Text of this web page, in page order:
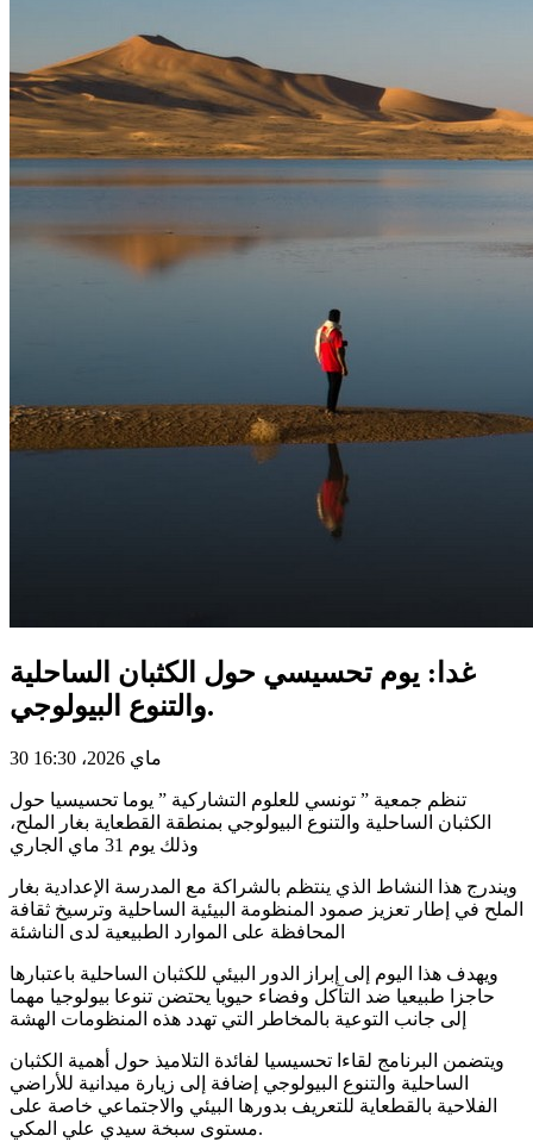
غدا: يوم تحسيسي حول الكثبان الساحلية
والتنوع البيولوجي.
30 ماي 2026، 16:30
تنظم جمعية ” تونسي للعلوم التشاركية ” يوما تحسيسيا حول
الكثبان الساحلية والتنوع البيولوجي بمنطقة القطعاية بغار الملح،
وذلك يوم 31 ماي الجاري
ويندرج هذا النشاط الذي ينتظم بالشراكة مع المدرسة الإعدادية بغار
الملح في إطار تعزيز صمود المنظومة البيئية الساحلية وترسيخ ثقافة
المحافظة على الموارد الطبيعية لدى الناشئة
ويهدف هذا اليوم إلى إبراز الدور البيئي للكثبان الساحلية باعتبارها
حاجزا طبيعيا ضد التآكل وفضاء حيويا يحتضن تنوعا بيولوجيا مهما
إلى جانب التوعية بالمخاطر التي تهدد هذه المنظومات الهشة
ويتضمن البرنامج لقاءا تحسيسيا لفائدة التلاميذ حول أهمية الكثبان
الساحلية والتنوع البيولوجي إضافة إلى زيارة ميدانية للأراضي
الفلاحية بالقطعاية للتعريف بدورها البيئي والاجتماعي خاصة على
مستوى سبخة سيدي علي المكي.